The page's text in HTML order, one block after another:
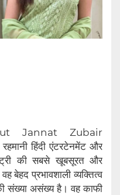
Jannat Zubair
हिंदी एंटरटेनमेंट और
की सबसे खूबसूरत और
बेहद प्रभावशाली व्यक्तित्व
संख्या असंख्य है। वह काफी